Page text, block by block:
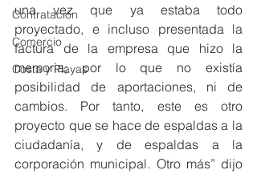
Contratación
Comercio
Costa y Playas
una vez que ya estaba todo
proyectado, e incluso presentada la
factura de la empresa que hizo la
memoria; por lo que no existía
posibilidad de aportaciones, ni de
cambios. Por tanto, este es otro
proyecto que se hace de espaldas a la
ciudadanía, y de espaldas a la
corporación municipal. Otro más” dijo